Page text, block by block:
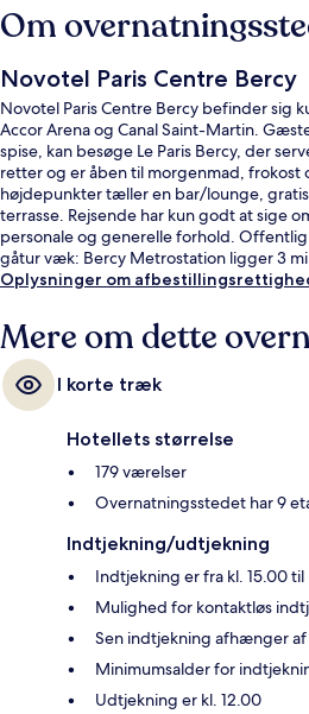
Om
Novotel Paris Centre Bercy
Novotel Paris Centre Bercy befinder sig
Accor Arena og Canal Saint-Martin.
spise, kan besøge Le Paris Bercy, der
retter og er åben til morgenmad, frokost
højdepunkter tæller en bar/lounge,
terrasse. Rejsende har kun godt at sige
personale og generelle forhold.
gåtur væk: Bercy Metrostation ligger 3
Émilion Station ligger 9 minutter derfra.
Oplysninger om
Mere om dette
I korte træk
Hotellets størrelse
179 værelser
Overnatningsstedet har 9
Indtjekning/udtjekning
Indtjekning er fra kl. 15.00
Mulighed for kontaktløs
Sen indtjekning afhænger
Minimumsalder for
Udtjekning er kl. 12.00